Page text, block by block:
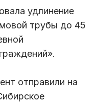
удлинение
трубы до 45
отправили на